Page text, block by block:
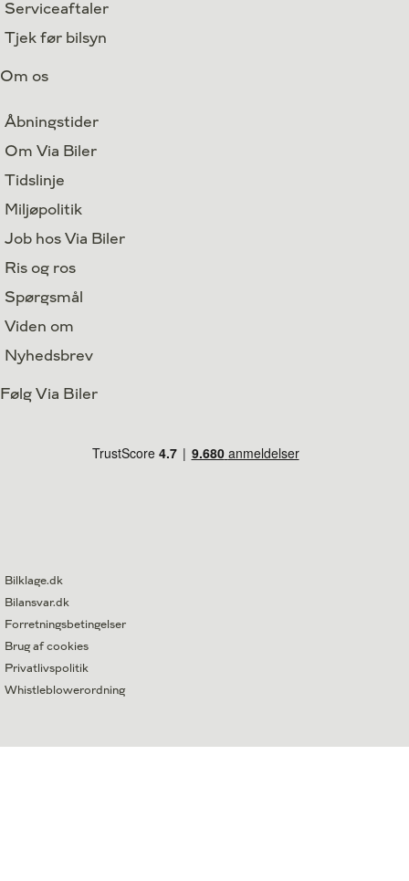
Serviceaftaler
Tjek før bilsyn
Om os
Åbningstider
Om Via Biler
Tidslinje
Miljøpolitik
Job hos Via Biler
Ris og ros
Spørgsmål
Viden om
Nyhedsbrev
Følg Via Biler
Bilklage.dk
Bilansvar.dk
Forretningsbetingelser
Brug af cookies
Privatlivspolitik
Whistleblowerordning